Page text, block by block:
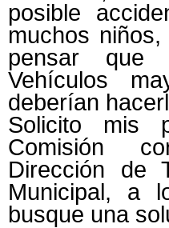
posible
muchos
pensar que
Vehículos
deberían
Solicito mis
Comisión
Dirección de
Municipal, a
busque una